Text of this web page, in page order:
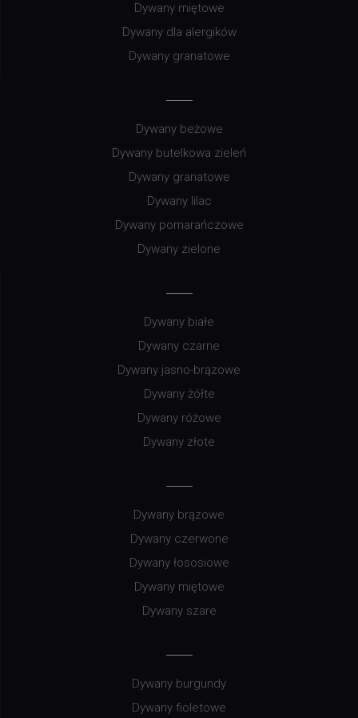
Dywany miętowe
Dywany dla alergików
Dywany granatowe
Dywany beżowe
Dywany butelkowa zieleń
Dywany granatowe
Dywany lilac
Dywany pomarańczowe
Dywany zielone
Dywany białe
Dywany czarne
Dywany jasno-brązowe
Dywany żółte
Dywany różowe
Dywany złote
Dywany brązowe
Dywany czerwone
Dywany łososiowe
Dywany miętowe
Dywany szare
Dywany burgundy
Dywany fioletowe